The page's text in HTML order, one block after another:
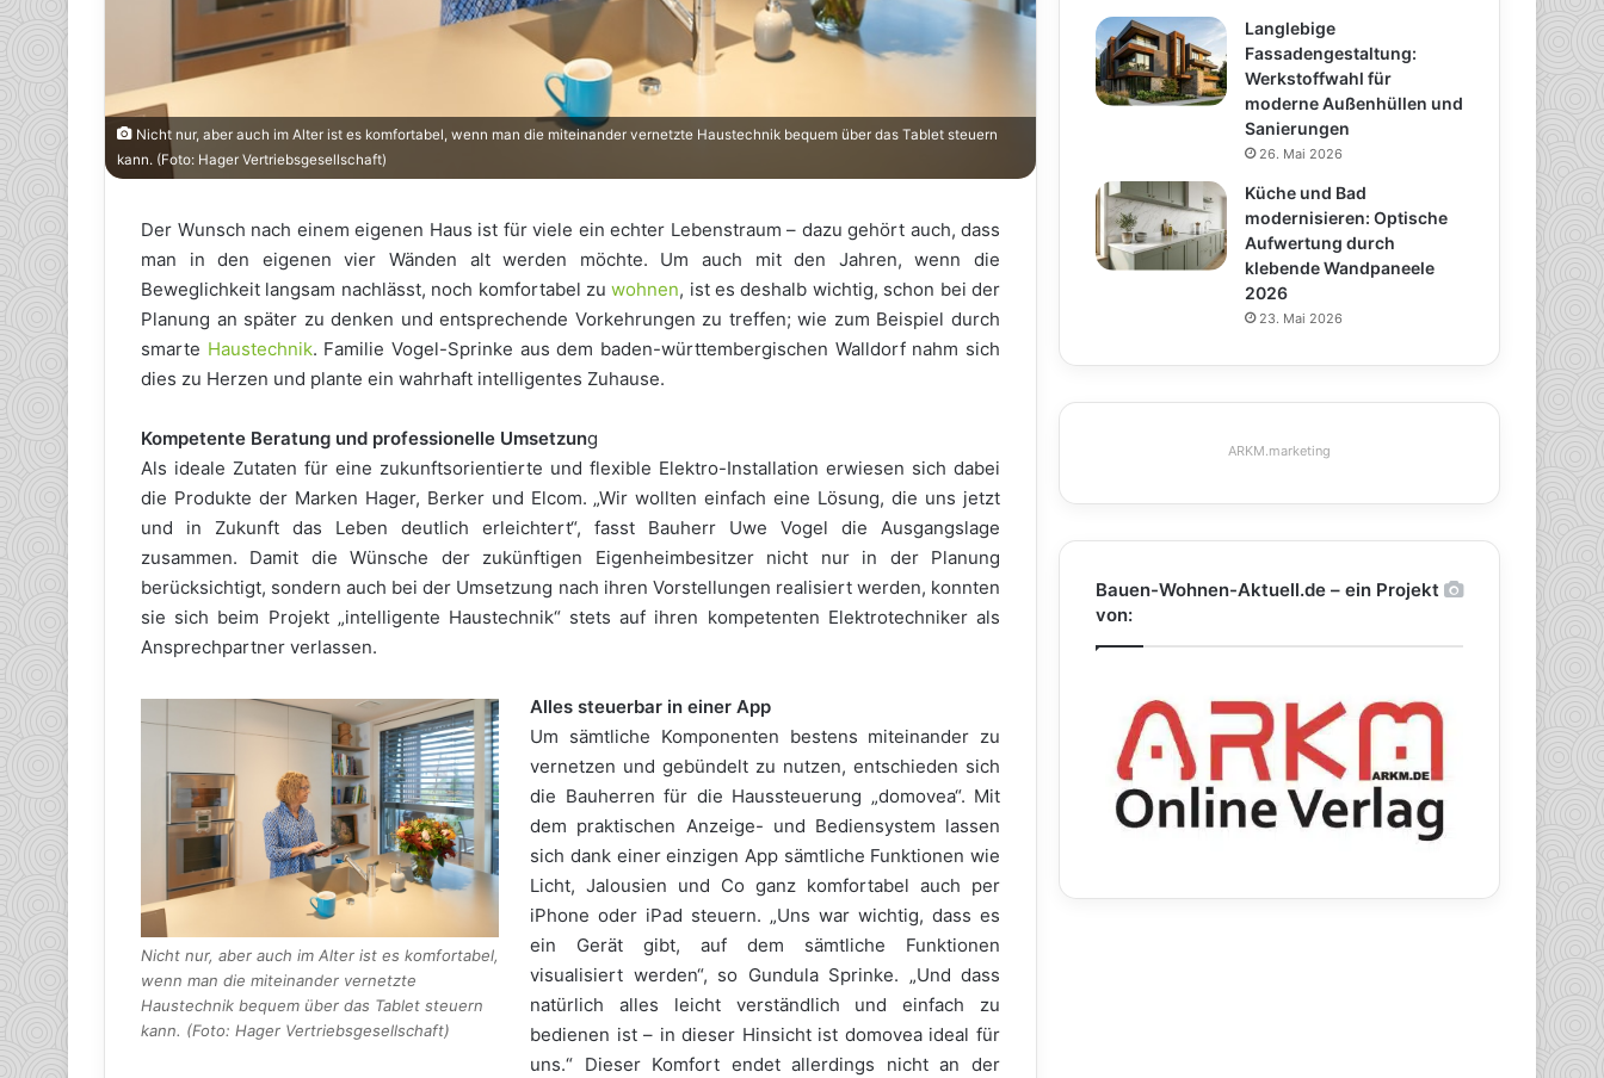
Nicht nur, aber auch im Alter ist es komfortabel, wenn man die miteinander vernetzte Haustechnik bequem über das Tablet steuern
kann. (Foto: Hager Vertriebsgesellschaft)
Der Wunsch nach einem eigenen Haus ist für viele ein echter Lebenstraum – dazu gehört auch, dass
man in den eigenen vier Wänden alt werden möchte. Um auch mit den Jahren, wenn die
Beweglichkeit langsam nachlässt, noch komfortabel zuwohnen, ist es deshalb wichtig, schon bei der
Planung an später zu denken und entsprechende Vorkehrungen zu treffen; wie zum Beispiel durch
smarte Haustechnik. Familie Vogel-Sprinke aus dem baden-württembergischen Walldorf nahm sich
dies zu Herzen und plante ein wahrhaft intelligentes Zuhause.
Kompetente Beratung und professionelle Umsetzung
Als ideale Zutaten für eine zukunftsorientierte und flexible Elektro-Installation erwiesen sich dabei
die Produkte der Marken Hager, Berker und Elcom. „Wir wollten einfach eine Lösung, die uns jetzt
und in Zukunft das Leben deutlich erleichtert“, fasst Bauherr Uwe Vogel die Ausgangslage
zusammen. Damit die Wünsche der zukünftigen Eigenheimbesitzer nicht nur in der Planung
berücksichtigt, sondern auch bei der Umsetzung nach ihren Vorstellungen realisiert werden, konnten
sie sich beim Projekt „intelligente Haustechnik“ stets auf ihren kompetenten Elektrotechniker als
Ansprechpartner verlassen.
Nicht nur, aber auch im Alter ist es komfortabel,
wenn man die miteinander vernetzte
Haustechnik bequem über das Tablet steuern
kann. (Foto: Hager Vertriebsgesellschaft)
Alles steuerbar in einer App
Um sämtliche Komponenten bestens miteinander zu
vernetzen und gebündelt zu nutzen, entschieden sich
die Bauherren für die Haussteuerung „domovea“. Mit
dem praktischen Anzeige- und Bediensystem lassen
sich dank einer einzigen App sämtliche Funktionen wie
Licht, Jalousien und Co ganz komfortabel auch per
iPhone oder iPad steuern. „Uns war wichtig, dass es
ein Gerät gibt, auf dem sämtliche Funktionen
visualisiert werden“, so Gundula Sprinke. „Und dass
natürlich alles leicht verständlich und einfach zu
bedienen ist – in dieser Hinsicht ist domovea ideal für
uns.“ Dieser Komfort endet allerdings nicht an der
Langlebige
Fassadengestaltung:
Werkstoffwahl für
moderne Außenhüllen und
Sanierungen
26. Mai 2026
Küche und Bad
modernisieren: Optische
Aufwertung durch
klebende Wandpaneele
2026
23. Mai 2026
ARKM.marketing
Bauen-Wohnen-Aktuell.de – ein Projekt
von: